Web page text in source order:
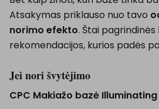
Atsakymas priklauso nuo tavo
norimo efekto. Štai
rekomendacijos, kurios padės
Jei nori švytėjimo
CPC Makiažo bazė Illuminating